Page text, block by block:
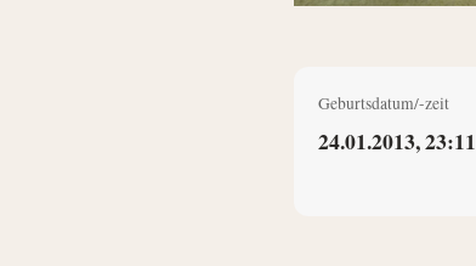
Geburtsdatum/-zeit
24.01.2013, 23:11